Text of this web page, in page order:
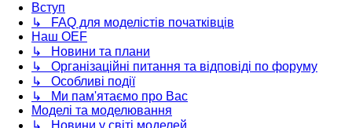
Вступ
↳ FAQ для моделістів початківців
Наш OEF
↳ Новини та плани
↳ Організаційні питання та відповіді по форуму
↳ Особливі події
↳ Ми пам'ятаємо про Вас
Моделі та моделювання